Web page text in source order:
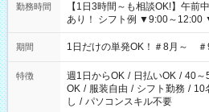
勤務時間
【1日3時間～も相談OK!】午前
あり！ シフト例 ▼9:00～
▼18:00～21:00
期間 1日だけの単発OK！＃8月～ ＃
特徴 週1日からOK / 日払いOK / 40～
OK / 服装自由 / シフト勤務 / 10
し / パソコンスキル不要